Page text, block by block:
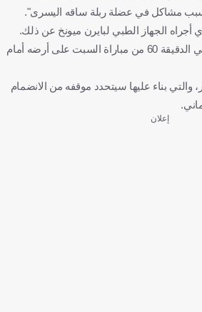
مشاكل في عضلة ربلة ساقه اليسرى".
الجهاز الطبي لبايرن ميونخ عن ذلك.
اضطر القائد للخروج مصابًا في الدقيقة 60 من مباراة السبت على أرضه أمام
والتي بناء عليها سيتحدد موقفه من الانضمام
إعلان